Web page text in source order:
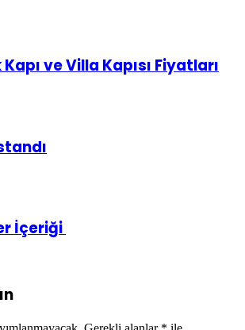
ve Villa Kapısı Fiyatları
İçeriği